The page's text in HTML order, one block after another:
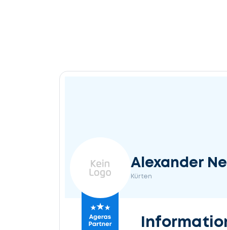
Alexander
Kürten